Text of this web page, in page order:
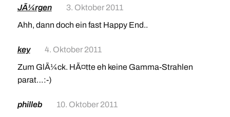
JÃ¼rgen
3. Oktober 2011
Ahh, dann doch ein fast Happy End..
key
4. Oktober 2011
Zum GlÃ¼ck. HÃ¤tte eh keine Gamma-Strahlen
parat…:-)
philleb
10. Oktober 2011